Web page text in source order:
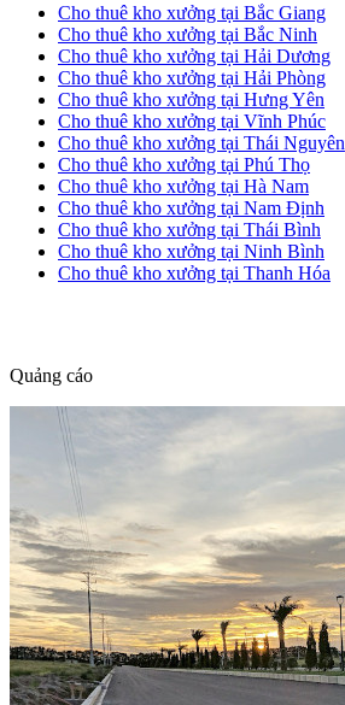
Cho thuê kho xưởng tại Bắc Giang
Cho thuê kho xưởng tại Bắc Ninh
Cho thuê kho xưởng tại Hải Dương
Cho thuê kho xưởng tại Hải Phòng
Cho thuê kho xưởng tại Hưng Yên
Cho thuê kho xưởng tại Vĩnh Phúc
Cho thuê kho xưởng tại Thái Nguyên
Cho thuê kho xưởng tại Phú Thọ
Cho thuê kho xưởng tại Hà Nam
Cho thuê kho xưởng tại Nam Định
Cho thuê kho xưởng tại Thái Bình
Cho thuê kho xưởng tại Ninh Bình
Cho thuê kho xưởng tại Thanh Hóa
Quảng cáo